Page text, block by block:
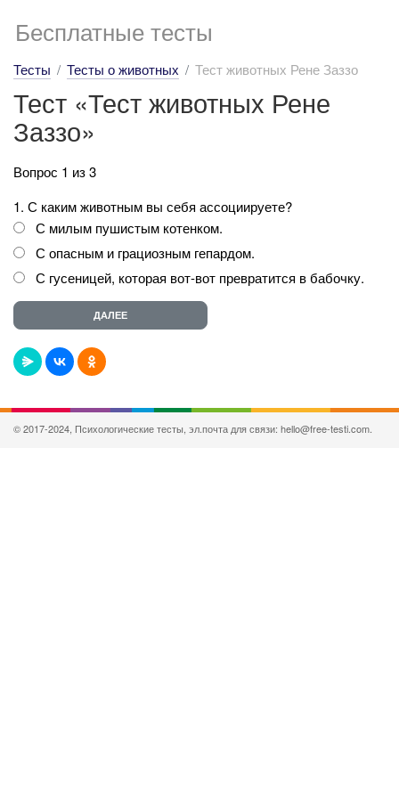
Бесплатные тесты
Тесты Тесты о животных Тест животных Рене Заззо
Тест «Тест животных Рене
Заззо»
Вопрос 1 из 3
1. С каким животным вы себя ассоциируете?
С милым пушистым котенком.
С опасным и грациозным гепардом.
С гусеницей, которая вот-вот превратится в бабочку.
© 2017-2024, Психологические тесты, эл.почта для связи: hello@free-testi.com.